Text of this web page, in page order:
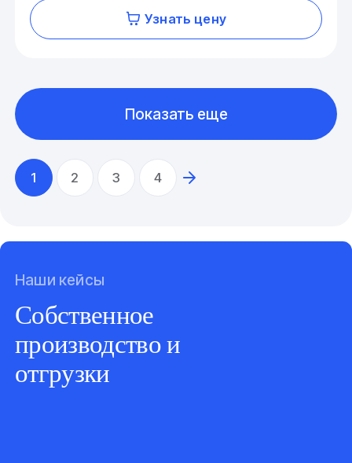
Узнать цену
1 2 3 4
Показать еще
Наши кейсы
Собственное
производство и
отгрузки